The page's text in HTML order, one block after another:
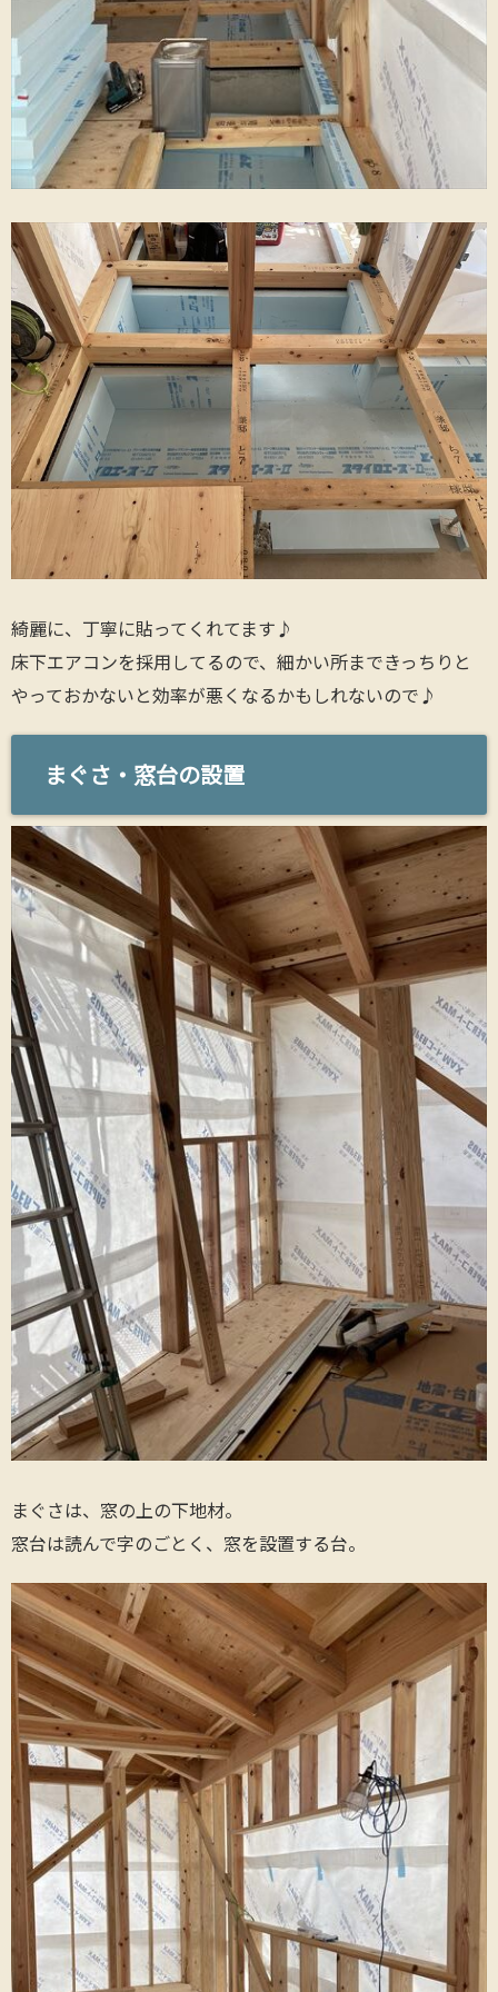
綺麗に、丁寧に貼ってくれてます♪
床下エアコンを採用してるので、細かい所まできっちりと
やっておかないと効率が悪くなるかもしれないので♪
まぐさ・窓台の設置
まぐさは、窓の上の下地材。
窓台は読んで字のごとく、窓を設置する台。